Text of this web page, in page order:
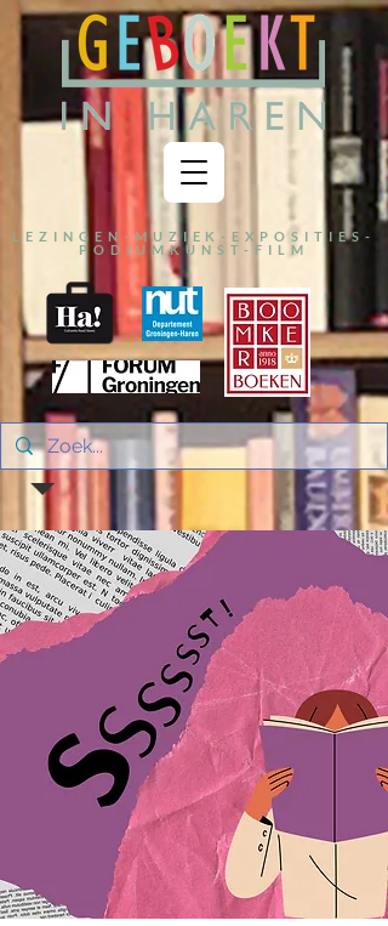
LEZINGEN-MUZIEK-EXPOSITIES-
PODIUMKUNST-FILM